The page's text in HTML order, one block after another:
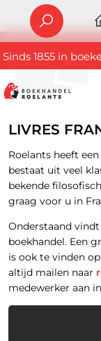
Sinds 1855 in
LIVRES
Roelants heeft
bestaat uit veel
bekende
graag voor u in
Onderstaand
boekhandel. Een
is ook te vinden
altijd mailen naar
medewerker aan